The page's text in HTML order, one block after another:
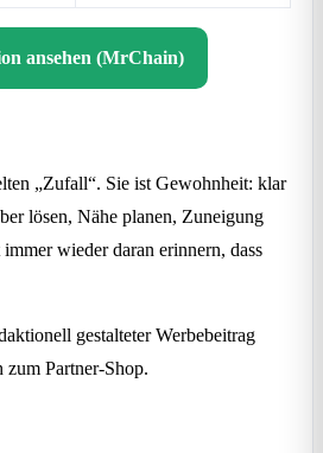
ansehen (MrChain)
„Zufall“. Sie ist Gewohnheit: klar
lösen, Nähe planen, Zuneigung
wieder daran erinnern, dass
gestalteter Werbebeitrag
Partner-Shop.